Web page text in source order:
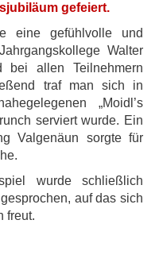
gefeiert.
eine gefühlvolle und
Walter
bei allen Teilnehmern
traf man sich in
„Moidl’s
serviert wurde. Ein
Valgenäun sorgte für
wurde schließlich
auf das sich
freut.